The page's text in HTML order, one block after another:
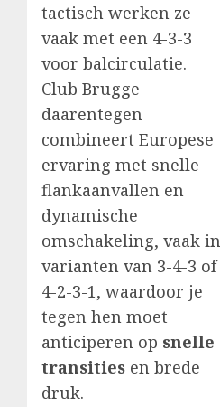
tactisch werken ze
vaak met een 4-3-3
voor balcirculatie.
Club Brugge
daarentegen
combineert Europese
ervaring met snelle
flankaanvallen en
dynamische
omschakeling, vaak in
varianten van 3-4-3 of
4-2-3-1, waardoor je
tegen hen moet
anticiperen op snelle
transities en brede
druk.